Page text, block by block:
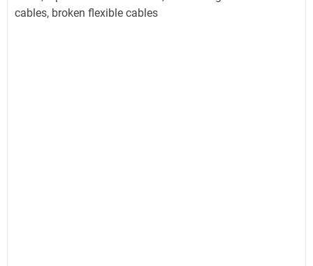
cables, broken flexible cables